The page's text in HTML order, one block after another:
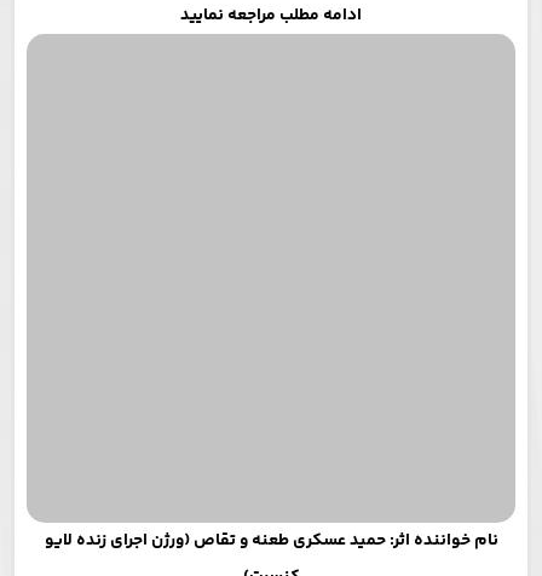
ادامه مطلب مراجعه نمایید
نام خواننده اثر: حمید عسکری طعنه و تقاص (ورژن اجرای زنده لایو